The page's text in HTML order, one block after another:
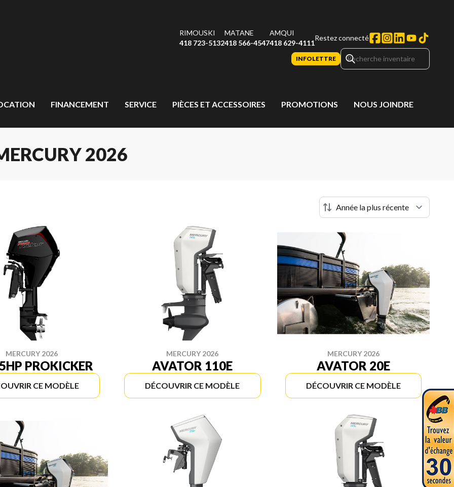
RIMOUSKI
418 723-5132
MATANE
418 566-4547
AMQUI
418 629-4111
Restez connecté
INFOLETTRE
FINANCEMENT SERVICE PIÈCES ET ACCESSOIRES PROMOTIONS NOUS JOINDRE
2026
MERCURY 2026
PROKICKER
CE MODÈLE
MERCURY 2026
AVATOR 110E
DÉCOUVRIR CE MODÈLE
MERCURY 2026
AVATOR 20E
DÉCOUVRIR CE MODÈLE